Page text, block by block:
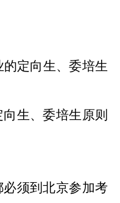
的定向生、委培生
向生、委培生原则
必须到北京参加考